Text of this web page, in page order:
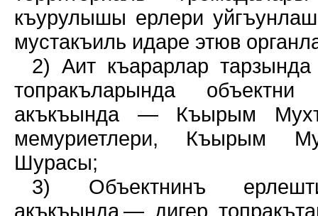
къурулышы ерлери
мустакъиль идаре этюв
2) Аит къарарлар
топракъларында
акъкъында — Къырым
мемуриетлери, Къырым
Шурасы;
3) Объектнинъ
акъкъында — дигер